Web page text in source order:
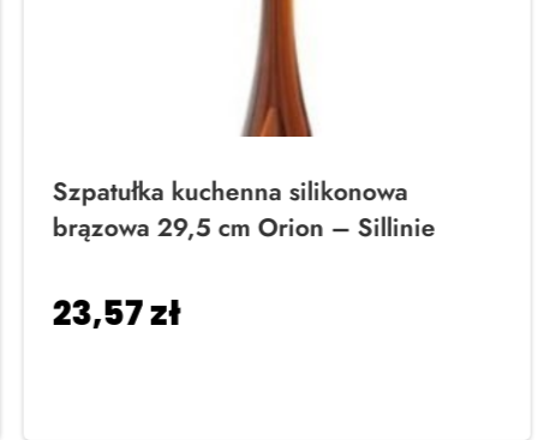
Szpatułka kuchenna silikonowa
brązowa 29,5 cm Orion – Sillinie
23,57zł